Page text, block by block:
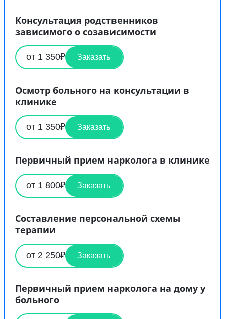
Консультация родственников
зависимого о созависимости
от 1 350₽ Заказать
Осмотр больного на консультации в
клинике
от 1 350₽ Заказать
Первичный прием нарколога в клинике
от 1 800₽ Заказать
Составление персональной схемы
терапии
от 2 250₽ Заказать
Первичный прием нарколога на дому у
больного